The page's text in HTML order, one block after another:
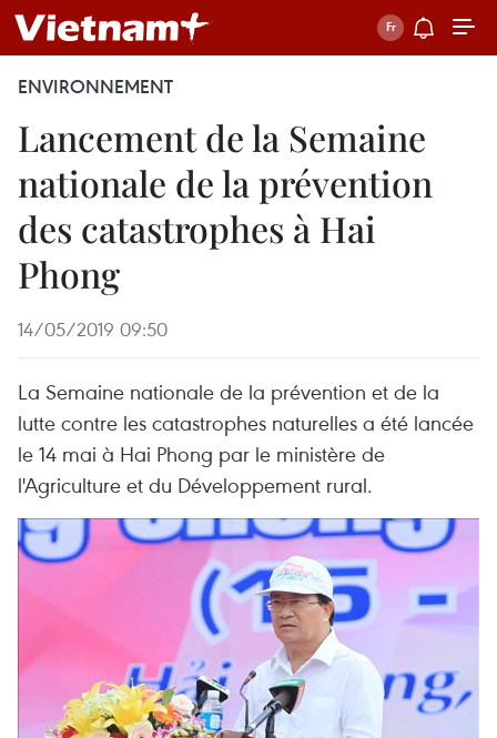
ENVIRONNEMENT
Lancement de la Semaine
nationale de la prévention
des catastrophes à Hai
Phong
14/05/2019 09:50
La Semaine nationale de la prévention et de la
lutte contre les catastrophes naturelles a été lancée
le 14 mai à Hai Phong par le ministère de
l'Agriculture et du Développement rural.